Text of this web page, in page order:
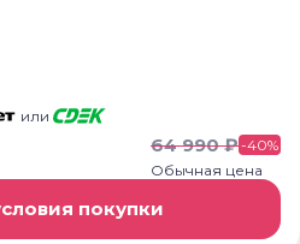
или
64 990₽-40%
Обычная цена
покупки